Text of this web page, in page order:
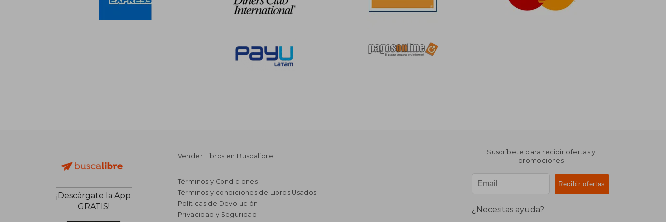
¡Descárgate la App
GRATIS!
Vender Libros en Buscalibre
Términos y Condiciones
Términos y condiciones de Libros Usados
Políticas de Devolución
Privacidad y Seguridad
Suscríbete para recibir ofertas y
promociones
¿Necesitas ayuda?